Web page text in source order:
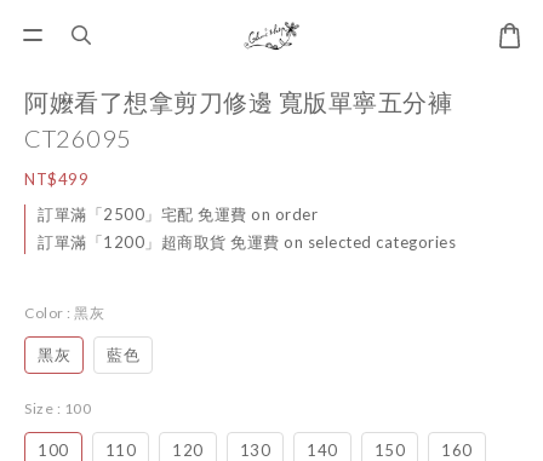
阿嬤看了想拿剪刀修邊 寬版單寧五分褲
CT26095
NT$499
訂單滿「2500」宅配 免運費 on order
訂單滿「1200」超商取貨 免運費 on selected categories
Color : 黑灰
黑灰 藍色
Size : 100
100 110 120 130 140 150 160